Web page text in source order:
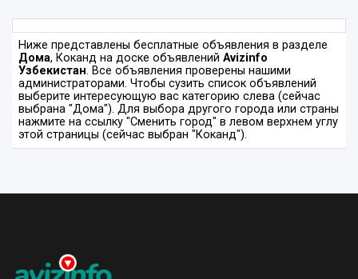
Ниже представлены бесплатные объявления в разделе
Дома, Коканд на доске объявлений Avizinfo
Узбекистан. Все объявления проверены нашими
администраторами. Чтобы сузить список объявлений
выберите интересующую вас категорию слева (сейчас
выбрана "Дома"). Для выбора другого города или страны
нажмите на ссылку "Сменить город" в левом верхнем углу
этой страницы (сейчас выбран "Коканд").